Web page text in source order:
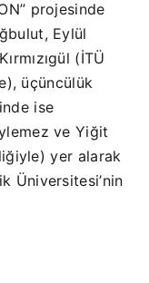
projesinde
Eylül
(İTÜ
üçüncülük
ise
ve Yiğit
yer alarak
Üniversitesi’nin